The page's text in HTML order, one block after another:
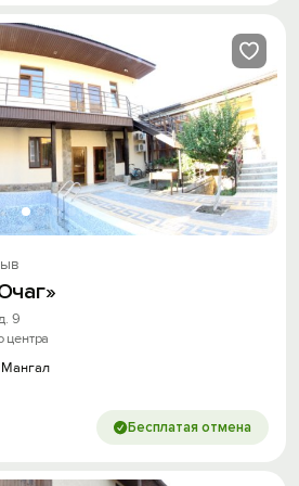
9
центра
Мангал
Бесплатая отмена